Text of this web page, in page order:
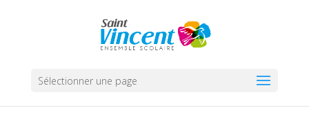
Sélectionner une page